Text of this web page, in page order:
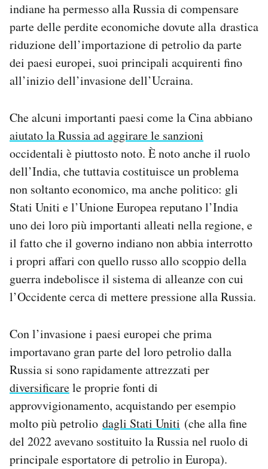
Hai bisogno di aiuto?
Esci
indiane ha permesso alla Russia di compensare
parte delle perdite economiche dovute alla drastica
riduzione dell’importazione di petrolio da parte
dei paesi europei, suoi principali acquirenti fino
all’inizio dell’invasione dell’Ucraina.
Che alcuni importanti paesi come la Cina abbiano
aiutato la Russia ad aggirare le sanzioni
occidentali è piuttosto noto. È noto anche il ruolo
dell’India, che tuttavia costituisce un problema
non soltanto economico, ma anche politico: gli
Stati Uniti e l’Unione Europea reputano l’India
uno dei loro più importanti alleati nella regione, e
il fatto che il governo indiano non abbia interrotto
i propri affari con quello russo allo scoppio della
guerra indebolisce il sistema di alleanze con cui
l’Occidente cerca di mettere pressione alla Russia.
Con l’invasione i paesi europei che prima
importavano gran parte del loro petrolio dalla
Russia si sono rapidamente attrezzati per
diversificarele proprie fonti di
approvvigionamento, acquistando per esempio
molto più petrolio dagli Stati Uniti (che alla fine
del 2022 avevano sostituito la Russia nel ruolo di
principale esportatore di petrolio in Europa).